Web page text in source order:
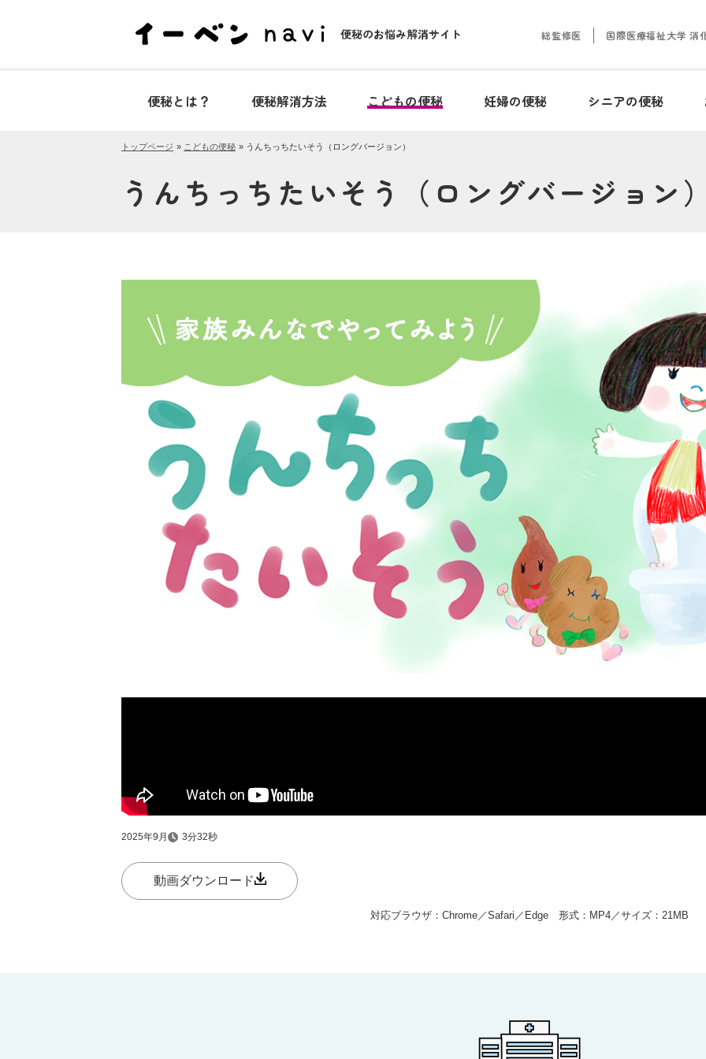
便秘のお悩み解消サイト 総監修医 国際医療福祉大学 消
便秘とは？ 便秘解消方法 こどもの便秘 妊婦の便秘 シニアの便秘
トップページ こどもの便秘 うんちっちたいそう（ロングバージョン）
うんちっちたいそう（ロングバージョン
2025年9月 3分32秒
動画ダウンロード
対応ブラウザ：Chrome／Safari／Edge 形式：MP4／サイズ：21MB